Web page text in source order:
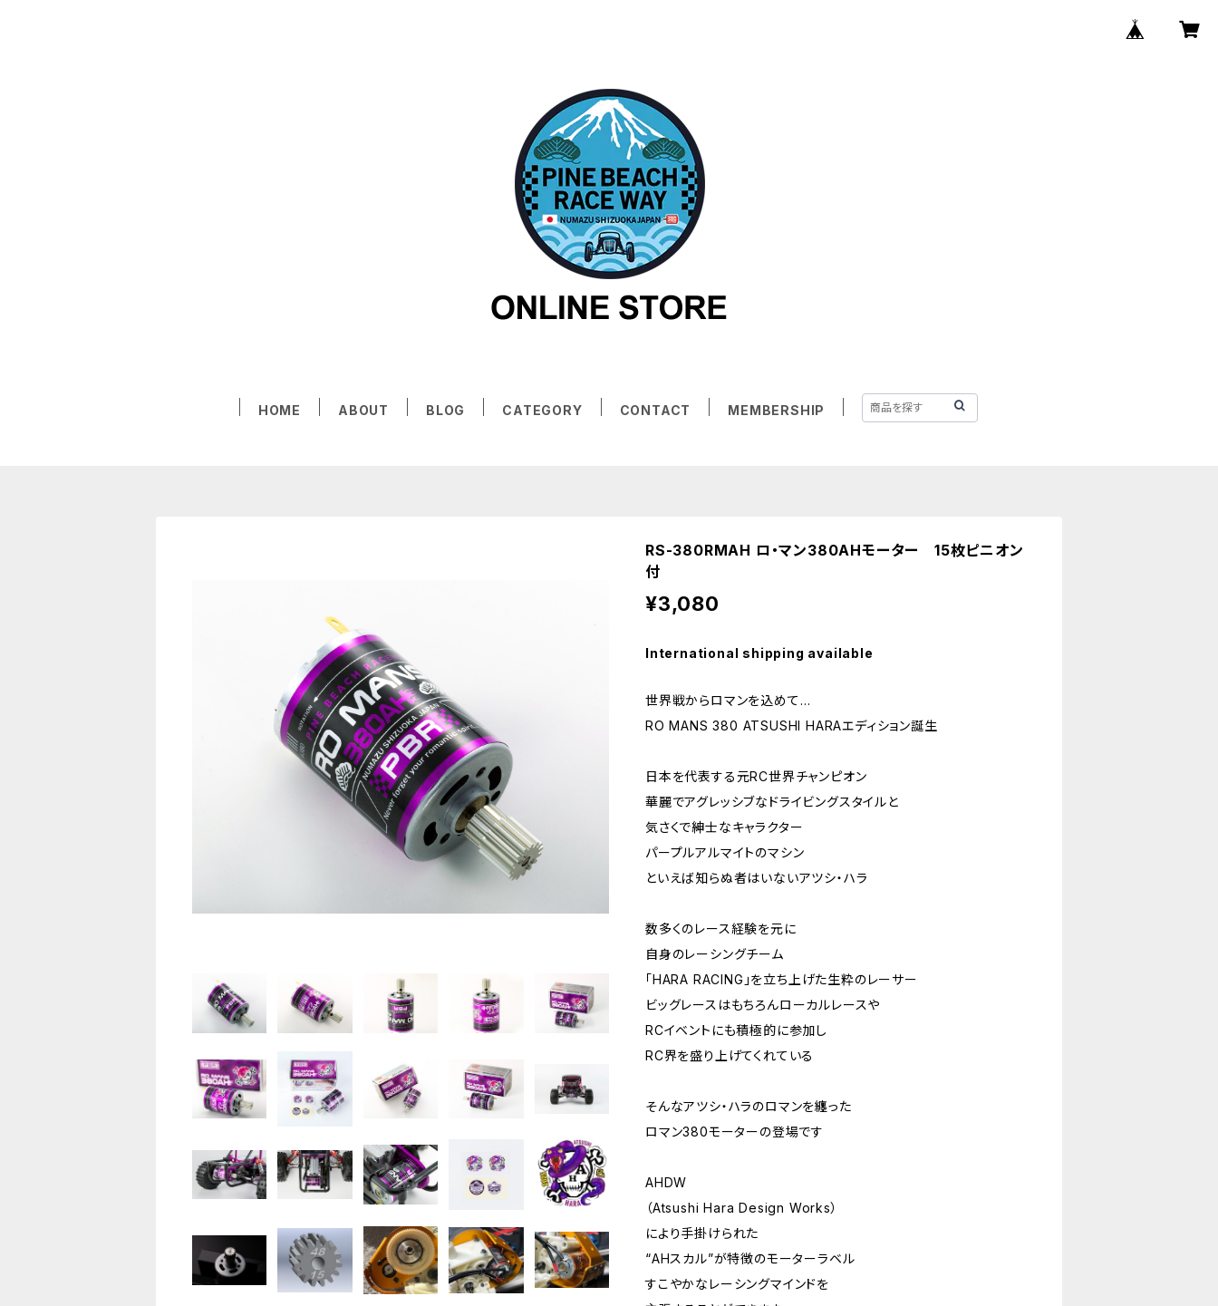
HOME ABOUT BLOG CATEGORY CONTACT MEMBERSHIP
RS-380RMAH ロ・マン380AHモーター 15枚ピニオン
付
¥3,080
International shipping available
世界戦からロマンを込めて…
RO MANS 380 ATSUSHI HARAエディション誕生
日本を代表する元RC世界チャンピオン
華麗でアグレッシブなドライビングスタイルと
気さくで紳士なキャラクター
パープルアルマイトのマシン
といえば知らぬ者はいないアツシ・ハラ
数多くのレース経験を元に
自身のレーシングチーム
「HARA RACING」を立ち上げた生粋のレーサー
ビッグレースはもちろんローカルレースや
RCイベントにも積極的に参加し
RC界を盛り上げてくれている
そんなアツシ・ハラのロマンを纏った
ロマン380モーターの登場です
AHDW
（Atsushi Hara Design Works）
により手掛けられた
“AHスカル”が特徴のモーターラベル
すこやかなレーシングマインドを